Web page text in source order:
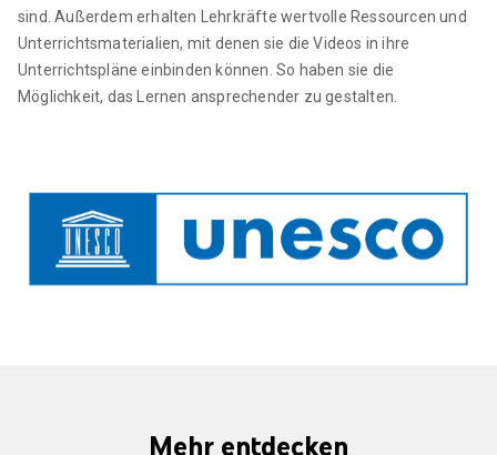
sind. Außerdem erhalten Lehrkräfte wertvolle Ressourcen und
Unterrichtsmaterialien, mit denen sie die Videos in ihre
Unterrichtspläne einbinden können. So haben sie die
Möglichkeit, das Lernen ansprechender zu gestalten.
Mehr entdecken